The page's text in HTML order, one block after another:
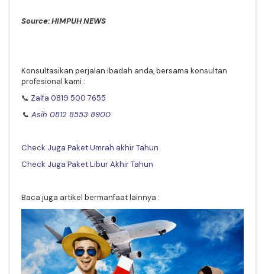
Source: HIMPUH NEWS
Konsultasikan perjalan ibadah anda, bersama konsultan
profesional kami :
📞 Zalfa 0819 500 7655
📞 Asih 0812 8553 8900
Check Juga Paket Umrah akhir Tahun
Check Juga Paket Libur Akhir Tahun
Baca juga artikel bermanfaat lainnya :